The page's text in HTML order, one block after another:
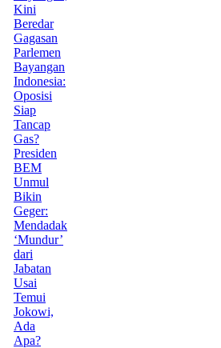
Kini
Beredar
Gagasan
Parlemen
Bayangan
Indonesia:
Oposisi
Siap
Tancap
Gas?
Presiden
BEM
Unmul
Bikin
Geger:
Mendadak
‘Mundur’
dari
Jabatan
Usai
Temui
Jokowi,
Ada
Apa?